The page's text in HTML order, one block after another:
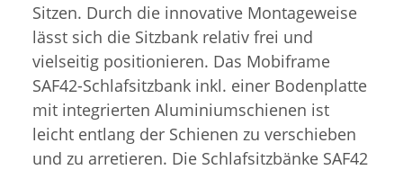
Sitzen. Durch die innovative Montageweise
lässt sich die Sitzbank relativ frei und
vielseitig positionieren. Das Mobiframe
SAF42-Schlafsitzbank inkl. einer Bodenplatte
mit integrierten Aluminiumschienen ist
leicht entlang der Schienen zu verschieben
und zu arretieren. Die Schlafsitzbänke SAF42